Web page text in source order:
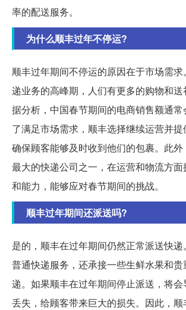
率的配送服务。
为什么顺丰过年不停运?
顺丰过年期间不停运的原因在于市场需
递业务的高峰期，人们有更多的购物和
据分析，中国春节期间的电商销售额通
了满足市场需求，顺丰选择继续运营并
确保顾客能够及时收到他们的包裹。此
最大的快递公司之一，在运营和物流方
和能力，能够应对春节期间的挑战。
顺丰过年期间还派送吗?
是的，顺丰在过年期间仍然正常派送快
普通快递服务，还承接一些生鲜水果和
递。如果顺丰在过年期间停止派送，将
丢失，给顾客带来巨大的损失。因此，